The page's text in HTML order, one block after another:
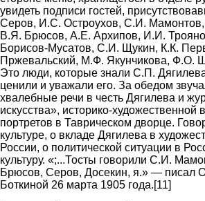
увидеть подписи гостей,
Серов, И.С. Остроухов, С.И.
В.Я. Брюсов, А.Е. Архипов, И.И.
Борисов-Мусатов, С.И. Щукин, К.К.
Пржевальский, М.Ф. Якунчикова, Ф.О.
Это люди, которые знали С.П.
ценили и уважали его. За обедом
хвалебные речи в честь Дягилева и
искусства», историко-художественной
портретов в Таврическом дворце.
культуре, о вкладе Дягилева в
России, о политической ситуации в
культуру. «;...Тосты говорили С.И.
Брюсов, Серов, Досекин, я.» — писал
Боткиной 26 марта 1905 года.[11]